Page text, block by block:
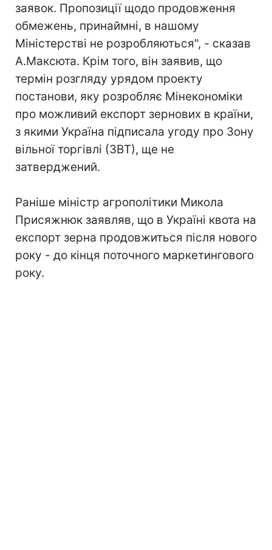
заявок. Пропозиції щодо продовження
обмежень, принаймні, в нашому
Міністерстві не розробляються", - сказав
А.Максюта. Крім того, він заявив, що
термін розгляду урядом проекту
постанови, яку розробляє Мінекономіки
про можливий експорт зернових в країни,
з якими Україна підписала угоду про Зону
вільної торгівлі (ЗВТ), ще не
затверджений.
Раніше міністр агрополітики Микола
Присяжнюк заявляв, що в Україні квота на
експорт зерна продовжиться після нового
року - до кінця поточного маркетингового
року.